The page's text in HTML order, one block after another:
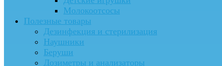
Молокоотсосы
Полезные товары
Дезинфекция и стерилизация
Наушники
Беруши
Дозиметры и анализаторы